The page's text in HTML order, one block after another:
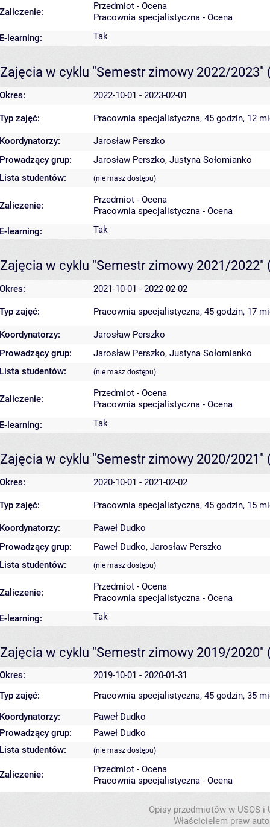
Zaliczenie:
Przedmiot - Ocena
Pracownia specjalistyczna - Ocena
E-learning:
Tak
Zajęcia w cyklu "Semestr zimowy 2022/2023"
Okres: 2022-10-01 - 2023-02-01
Typ zajęć: Pracownia specjalistyczna, 45 godzin, 12
Koordynatorzy:
Jarosław Perszko
Prowadzący grup:
Jarosław Perszko, Justyna Sołomianko
Lista studentów:
(nie masz dostępu)
Zaliczenie:
Przedmiot - Ocena
Pracownia specjalistyczna - Ocena
E-learning:
Tak
Zajęcia w cyklu "Semestr zimowy 2021/2022"
Okres: 2021-10-01 - 2022-02-02
Typ zajęć: Pracownia specjalistyczna, 45 godzin, 17
Koordynatorzy:
Jarosław Perszko
Prowadzący grup:
Jarosław Perszko, Justyna Sołomianko
Lista studentów:
(nie masz dostępu)
Zaliczenie:
Przedmiot - Ocena
Pracownia specjalistyczna - Ocena
E-learning:
Tak
Zajęcia w cyklu "Semestr zimowy 2020/2021"
Okres: 2020-10-01 - 2021-02-02
Typ zajęć: Pracownia specjalistyczna, 45 godzin, 15
Koordynatorzy:
Paweł Dudko
Prowadzący grup:
Paweł Dudko, Jarosław Perszko
Lista studentów:
(nie masz dostępu)
Zaliczenie:
Przedmiot - Ocena
Pracownia specjalistyczna - Ocena
E-learning:
Tak
Zajęcia w cyklu "Semestr zimowy 2019/2020"
Okres:
2019-10-01 - 2020-01-31
Typ zajęć:
Pracownia specjalistyczna, 45 godzin, 35
Koordynatorzy:
Paweł Dudko
Prowadzący grup:
Paweł Dudko
Lista studentów:
(nie masz dostępu)
Zaliczenie:
Przedmiot - Ocena
Pracownia specjalistyczna - Ocena
Opisy przedmiotów w USOS
Właścicielem praw